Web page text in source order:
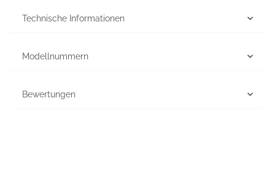
Technische Informationen
Modellnummern
Bewertungen